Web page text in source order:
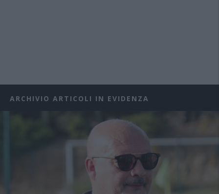
ARCHIVIO ARTICOLI IN EVIDENZA